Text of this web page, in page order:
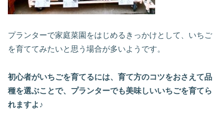
プランターで家庭菜園をはじめるきっかけとして、いちご
を育ててみたいと思う場合が多いようです。
初心者がいちごを育てるには、育て方のコツをおさえて品
種を選ぶことで、プランターでも美味しいいちごを育てら
れますよ♪